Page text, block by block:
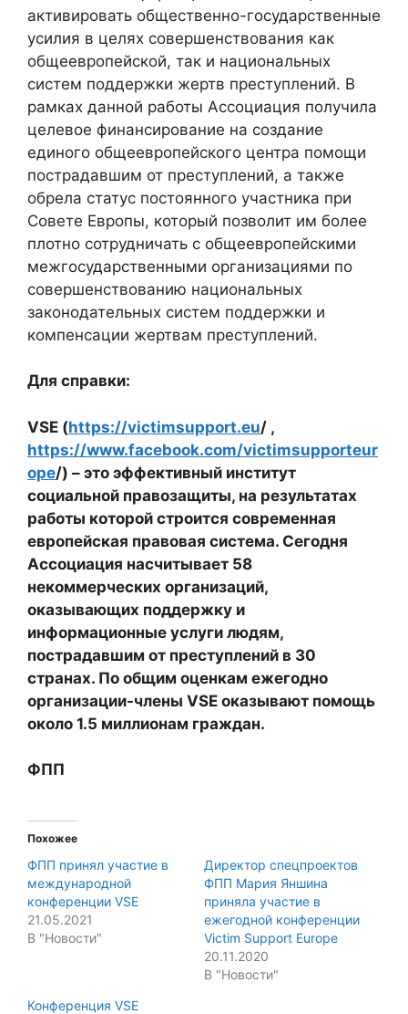
активировать общественно-государственные
усилия в целях совершенствования как
общеевропейской, так и национальных
систем поддержки жертв преступлений. В
рамках данной работы Ассоциация получила
целевое финансирование на создание
единого общеевропейского центра помощи
пострадавшим от преступлений, а также
обрела статус постоянного участника при
Совете Европы, который позволит им более
плотно сотрудничать с общеевропейскими
межгосударственными организациями по
совершенствованию национальных
законодательных систем поддержки и
компенсации жертвам преступлений.
Для справки:
VSE (https://victimsupport.eu/ ,
https://www.facebook.com/victimsupporteur
ope/) – это эффективный институт
социальной правозащиты, на результатах
работы которой строится современная
европейская правовая система. Сегодня
Ассоциация насчитывает 58
некоммерческих организаций,
оказывающих поддержку и
информационные услуги людям,
пострадавшим от преступлений в 30
странах. По общим оценкам ежегодно
организации-члены VSE оказывают помощь
около 1.5 миллионам граждан.
ФПП
Похожее
ФПП принял участие в
международной
конференции VSE
21.05.2021
В "Новости"
Директор спецпроектов
ФПП Мария Яншина
приняла участие в
ежегодной конференции
Victim Support Europe
20.11.2020
В "Новости"
Конференция VSE